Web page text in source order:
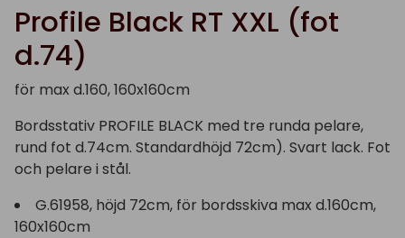
Profile Black RT XXL (fot
d.74)
för max d.160, 160x160cm
Bordsstativ PROFILE BLACK med tre runda pelare,
rund fot d.74cm. Standardhöjd 72cm). Svart lack. Fot
och pelare i stål.
G.61958, höjd 72cm, för bordsskiva max d.160cm,
160x160cm